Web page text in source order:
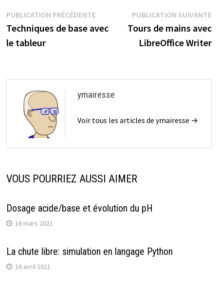
Navigation
de
PUBLICATION PRÉCÉDENTEPublication
précédente :
Techniques de base avec
le tableur
PUBLICATION SUIVANTE
Tours de mains avec
LibreOffice Writer
ymairesse
Voir tous les articles de ymairesse →
VOUS POURRIEZ AUSSI AIMER
Dosage acide/base et évolution du pH
16 mars 2021
La chute libre: simulation en langage Python
16 avril 2021